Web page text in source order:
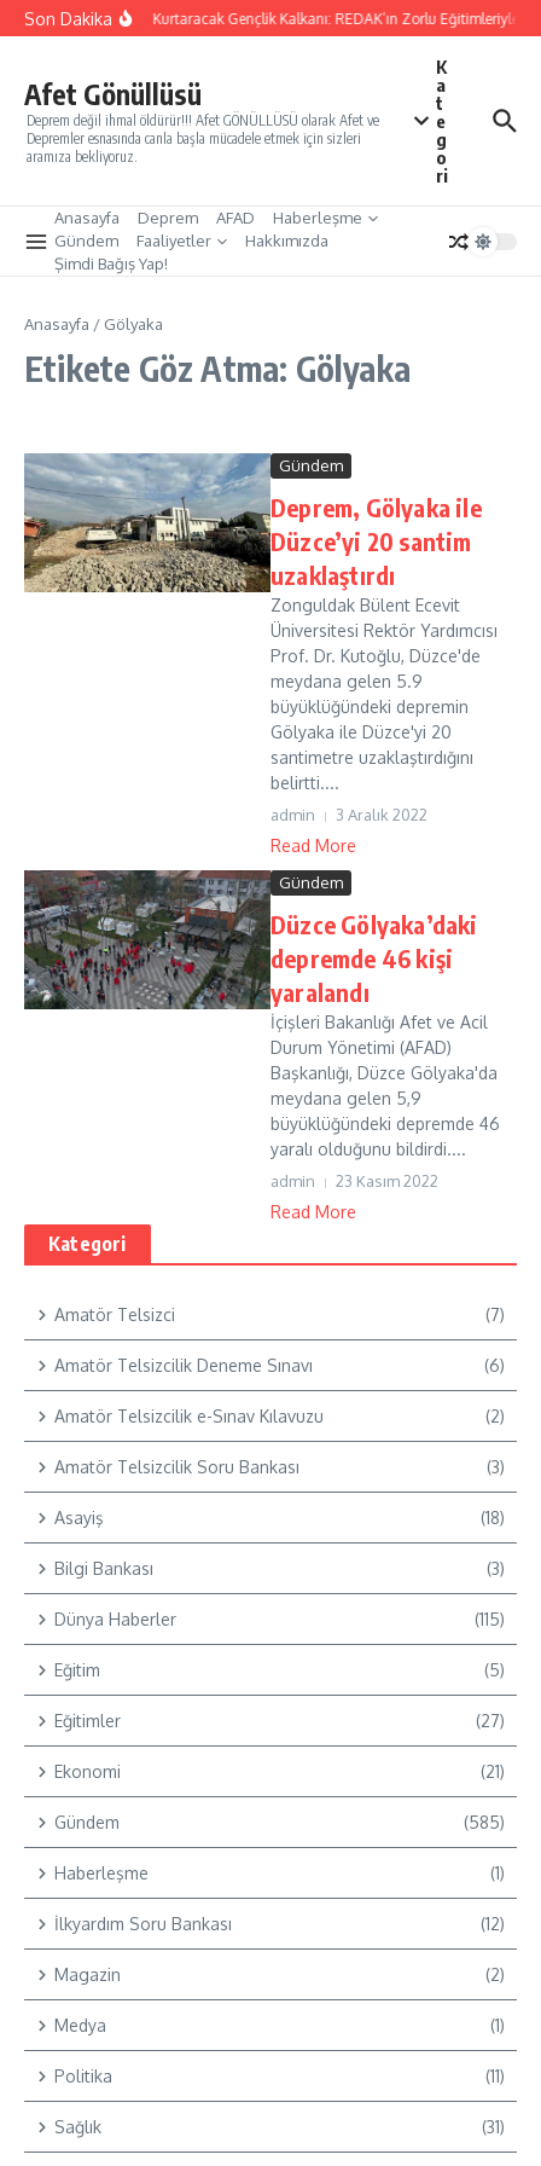
İçeriğe atla
Son DakikaYarınları Kurtaracak Gençlik Kalkanı: REDAK’ın Zorlu Eğitimleriyle
Afet Gönüllüsü
Deprem değil ihmal öldürür!!! Afet GÖNÜLLÜSÜ olarak Afet ve
Depremler esnasında canla başla mücadele etmek için sizleri
aramıza bekliyoruz.
K
a
t
e
g
o
ri
Anasayfa Deprem AFAD
Haberleşme
Gündem
Faaliyetler
Hakkımızda
Şimdi Bağış Yap!
Anasayfa / Gölyaka
Etikete Göz Atma: Gölyaka
Gündem
Deprem, Gölyaka ile
Düzce’yi 20 santim
uzaklaştırdı
Zonguldak Bülent Ecevit
Üniversitesi Rektör Yardımcısı
Prof. Dr. Kutoğlu, Düzce'de
meydana gelen 5.9
büyüklüğündeki depremin
Gölyaka ile Düzce'yi 20
santimetre uzaklaştırdığını
belirtti....
admin 3 Aralık 2022
Read More
Gündem
Düzce Gölyaka’daki
depremde 46 kişi
yaralandı
İçişleri Bakanlığı Afet ve Acil
Durum Yönetimi (AFAD)
Başkanlığı, Düzce Gölyaka'da
meydana gelen 5,9
büyüklüğündeki depremde 46
yaralı olduğunu bildirdi....
admin 23 Kasım 2022
Read More
Kategori
Amatör Telsizci (7)
Amatör Telsizcilik Deneme Sınavı (6)
Amatör Telsizcilik e-Sınav Kılavuzu (2)
Amatör Telsizcilik Soru Bankası (3)
Asayiş (18)
Bilgi Bankası (3)
Dünya Haberler (115)
Eğitim (5)
Eğitimler (27)
Ekonomi (21)
Gündem (585)
Haberleşme (1)
İlkyardım Soru Bankası (12)
Magazin (2)
Medya (1)
Politika (11)
Sağlık (31)